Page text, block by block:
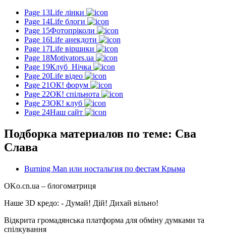
Page 13Life лінки
Page 14Life блоги
Page 15Фотопріколи
Page 16Life анекдоти
Page 17Life віршики
Page 18Motivators.ua
Page 19Клуб_Нічка
Page 20Life відео
Page 21ОК! форум
Page 22ОК! спільнота
Page 23ОК! клуб
Page 24Наш сайт
Подборка материалов по теме: Сва
Слава
Burning Man или ностальгия по фестам Крыма
OKo.cn.ua – блогоматриця
Наше 3D кредо: - Думай! Дій! Дихай вільно!
Відкрита громадянська платформа для обміну думками та
спілкування